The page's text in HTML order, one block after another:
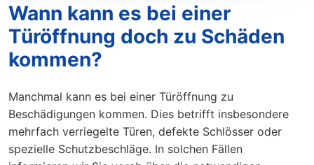
Wann kann es bei einer
Türöffnung doch zu Schäden
kommen?
Manchmal kann es bei einer Türöffnung zu
Beschädigungen kommen. Dies betrifft insbesondere
mehrfach verriegelte Türen, defekte Schlösser oder
spezielle Schutzbeschläge. In solchen Fällen